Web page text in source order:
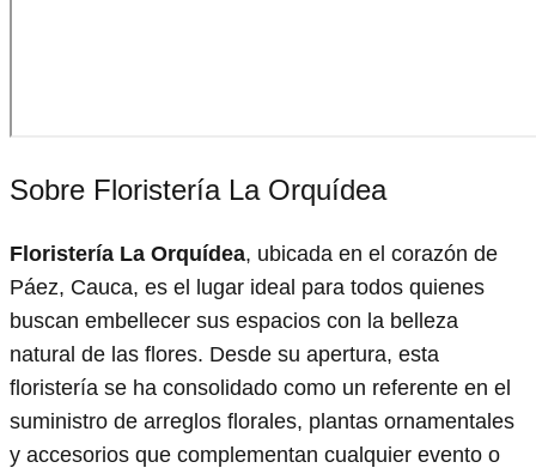
Sobre Floristería La Orquídea
Floristería La Orquídea, ubicada en el corazón de
Páez, Cauca, es el lugar ideal para todos quienes
buscan embellecer sus espacios con la belleza
natural de las flores. Desde su apertura, esta
floristería se ha consolidado como un referente en el
suministro de arreglos florales, plantas ornamentales
y accesorios que complementan cualquier evento o